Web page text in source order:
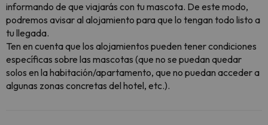
informando de que viajarás con tu mascota. De este modo,
podremos avisar al alojamiento para que lo tengan todo listo a
tu llegada.
Ten en cuenta que los alojamientos pueden tener condiciones
específicas sobre las mascotas (que no se puedan quedar
solos en la habitación/apartamento, que no puedan acceder a
algunas zonas concretas del hotel, etc.).